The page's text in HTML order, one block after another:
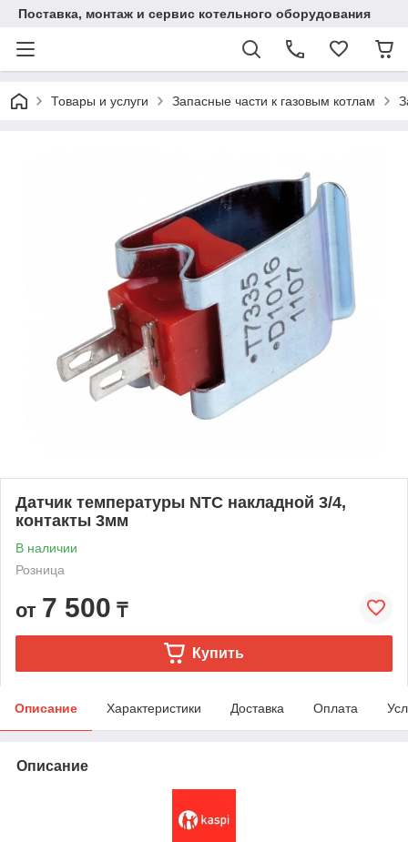
Поставка, монтаж и сервис котельного оборудования
Товары и услуги Запасные части к газовым котлам
Датчик температуры NTC накладной 3/4,
контакты 3мм
В наличии
Розница
от 7 500 ₸
Купить
Описание Характеристики Доставка Оплата
Описание